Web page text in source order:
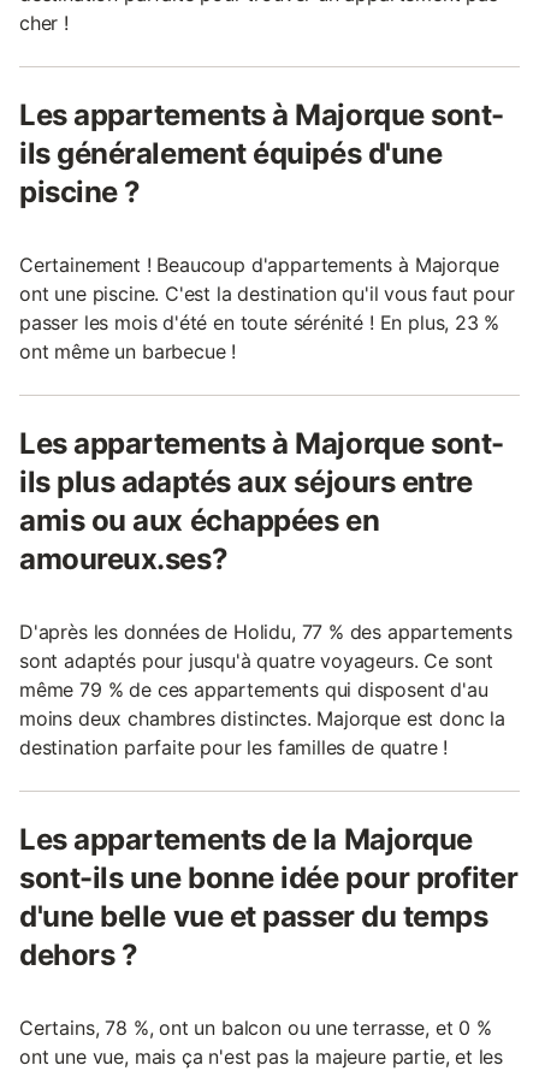
cher !
Les appartements à Majorque sont-
ils généralement équipés d'une
piscine ?
Certainement ! Beaucoup d'appartements à Majorque
ont une piscine. C'est la destination qu'il vous faut pour
passer les mois d'été en toute sérénité ! En plus, 23 %
ont même un barbecue !
Les appartements à Majorque sont-
ils plus adaptés aux séjours entre
amis ou aux échappées en
amoureux.ses?
D'après les données de Holidu, 77 % des appartements
sont adaptés pour jusqu'à quatre voyageurs. Ce sont
même 79 % de ces appartements qui disposent d'au
moins deux chambres distinctes. Majorque est donc la
destination parfaite pour les familles de quatre !
Les appartements de la Majorque
sont-ils une bonne idée pour profiter
d'une belle vue et passer du temps
dehors ?
Certains, 78 %, ont un balcon ou une terrasse, et 0 %
ont une vue, mais ça n'est pas la majeure partie, et les